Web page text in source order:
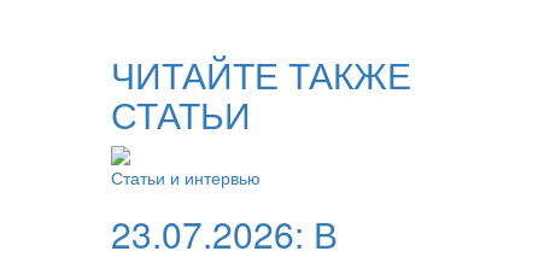
ЧИТАЙТЕ ТАКЖЕ
СТАТЬИ
Статьи и интервью
23.07.2026: В